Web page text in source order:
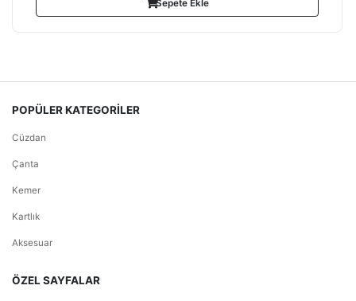
Sepete Ekle
POPÜLER KATEGORİLER
Cüzdan
Çanta
Kemer
Kartlık
Aksesuar
ÖZEL SAYFALAR